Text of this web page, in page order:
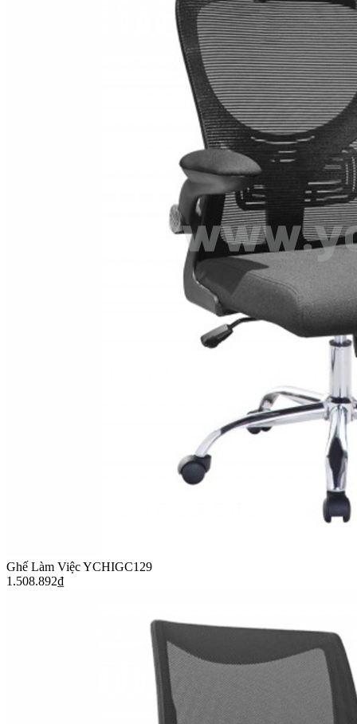
Ghế Làm Việc YCHIGC129
1.508.892₫